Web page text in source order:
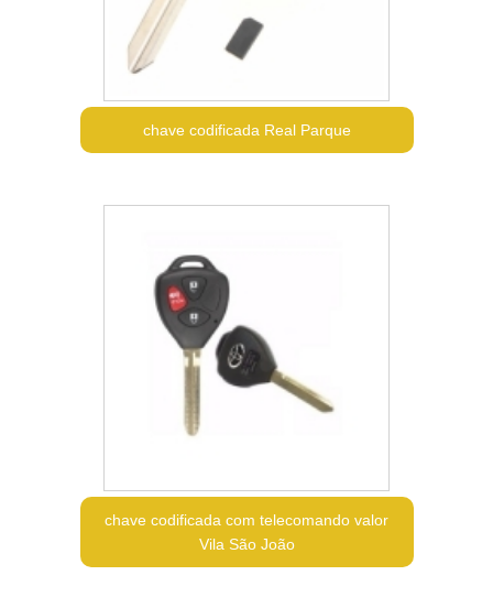
chave codificada Real Parque
chave codificada com telecomando valor
Vila São João